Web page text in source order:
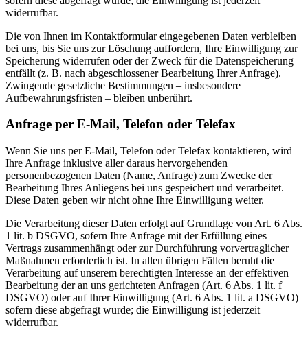
widerrufbar.
Die von Ihnen im Kontaktformular eingegebenen Daten verbleiben
bei uns, bis Sie uns zur Löschung auffordern, Ihre Einwilligung zur
Speicherung widerrufen oder der Zweck für die Datenspeicherung
entfällt (z. B. nach abgeschlossener Bearbeitung Ihrer Anfrage).
Zwingende gesetzliche Bestimmungen – insbesondere
Aufbewahrungsfristen – bleiben unberührt.
Anfrage per E-Mail, Telefon oder Telefax
Wenn Sie uns per E-Mail, Telefon oder Telefax kontaktieren, wird
Ihre Anfrage inklusive aller daraus hervorgehenden
personenbezogenen Daten (Name, Anfrage) zum Zwecke der
Bearbeitung Ihres Anliegens bei uns gespeichert und verarbeitet.
Diese Daten geben wir nicht ohne Ihre Einwilligung weiter.
Die Verarbeitung dieser Daten erfolgt auf Grundlage von Art. 6 Abs.
1 lit. b DSGVO, sofern Ihre Anfrage mit der Erfüllung eines
Vertrags zusammenhängt oder zur Durchführung vorvertraglicher
Maßnahmen erforderlich ist. In allen übrigen Fällen beruht die
Verarbeitung auf unserem berechtigten Interesse an der effektiven
Bearbeitung der an uns gerichteten Anfragen (Art. 6 Abs. 1 lit. f
DSGVO) oder auf Ihrer Einwilligung (Art. 6 Abs. 1 lit. a DSGVO)
sofern diese abgefragt wurde; die Einwilligung ist jederzeit
widerrufbar.